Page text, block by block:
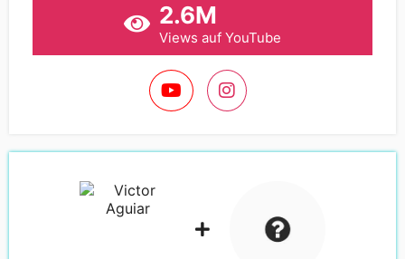
2.6M
Views auf YouTube